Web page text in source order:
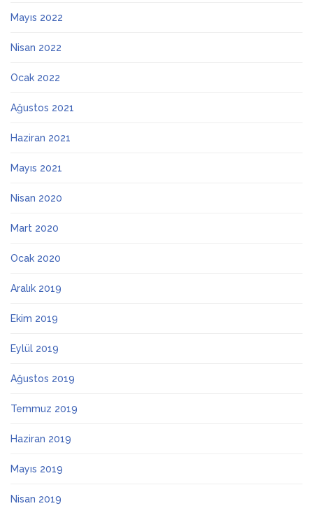
Mayıs 2022
Nisan 2022
Ocak 2022
Ağustos 2021
Haziran 2021
Mayıs 2021
Nisan 2020
Mart 2020
Ocak 2020
Aralık 2019
Ekim 2019
Eylül 2019
Ağustos 2019
Temmuz 2019
Haziran 2019
Mayıs 2019
Nisan 2019